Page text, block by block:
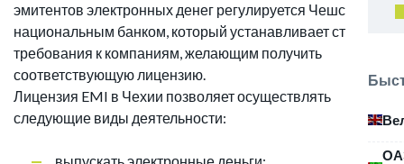
эмитентов электронных денег регулируется Чешским
национальным банком, который устанавливает строгие
требования к компаниям, желающим получить
соответствующую лицензию.
Лицензия EMI в Чехии позволяет осуществлять
следующие виды деятельности: